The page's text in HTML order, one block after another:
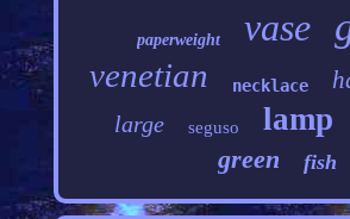
paperweight vase
venetian necklace
large seguso lamp
green fish